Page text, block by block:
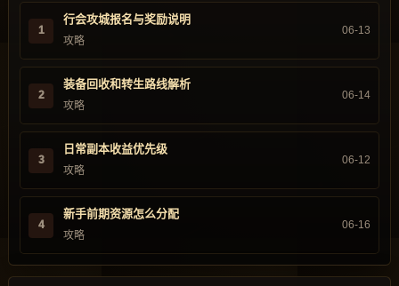
1
行会攻城报名与奖励说明
攻略
06-13
2
装备回收和转生路线解析
攻略
06-14
3
日常副本收益优先级
攻略
06-12
4
新手前期资源怎么分配
攻略
06-16